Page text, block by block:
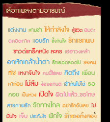
คาเฟ่เด็กลำลูกกา
เลือกเพลงตามอารมณ์
แต่งงาน สามช่า ให้กำลังใจ สู้ชีวิตอมตะ
ตลอดกาล แอบรัก ซึ้งกินใจ รักแรกพบ
ซาวด์แทร็คหนัง ละคร เฮฮาวงเหล้า
อกหักเคล้าน้ำตา รักเธอตลอดไป รอคน
ที่ใช่ เหงาจับใจ คนนี้ใช่เลย คิดถึง เพื่อน
ลาก่อน ไม่ลืม ง้อขอคืนดี เข้ากันไม่ได้ รอ
คอย เป็นห่วง เปิดใจ ผิดไปแล้ว..ขอโทษ
สารภาพรัก รักทางไกล อย่ารักฉันเลย ไม่
มั่นใจ เจ็บ ประทับใจ พักใจ รักเธอทั้งสอง